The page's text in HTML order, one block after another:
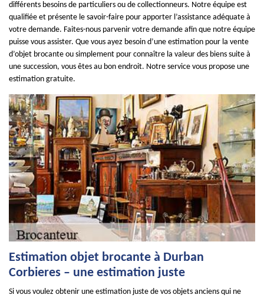
différents besoins de particuliers ou de collectionneurs. Notre équipe est
qualifiée et présente le savoir-faire pour apporter l’assistance adéquate à
votre demande. Faites-nous parvenir votre demande afin que notre équipe
puisse vous assister. Que vous ayez besoin d’une estimation pour la vente
d’objet brocante ou simplement pour connaître la valeur des biens suite à
une succession, vous êtes au bon endroit. Notre service vous propose une
estimation gratuite.
Estimation objet brocante à Durban
Corbieres – une estimation juste
Si vous voulez obtenir une estimation juste de vos objets anciens qui ne